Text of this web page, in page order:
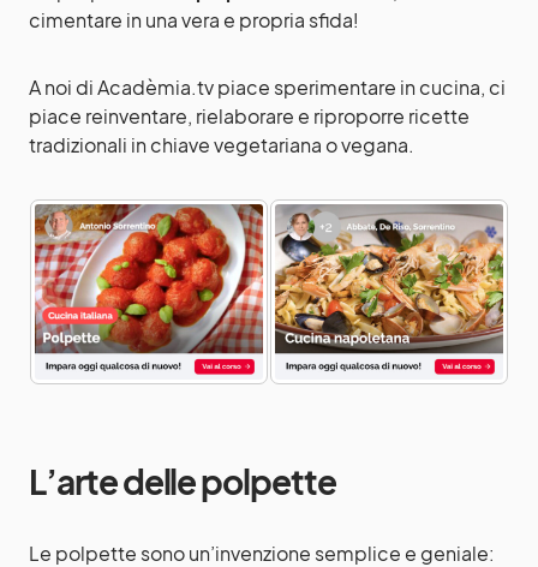
cimentare in una vera e propria sfida!
A noi diAcadèmia.tvpiace sperimentare in cucina, ci
piace reinventare, rielaborare e riproporre ricette
tradizionali in chiave vegetariana o vegana.
L’arte delle polpette
Le polpette sono un’invenzione semplice e geniale: